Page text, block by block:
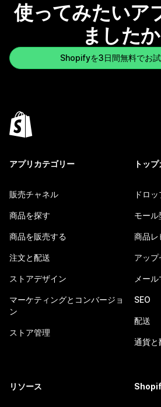
使ってみたいア
ました
Shopifyを3日間無料でお
アプリカテゴリー
販売チャネル
商品を探す
商品を販売する
注文と配送
ストアデザイン
マーケティングとコンバージョ
ン
ストア管理
トッ
ドロ
モール
商品レ
アッ
メー
SEO
配送
通貨と
リソース